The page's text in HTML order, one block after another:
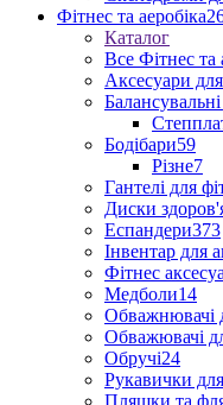
Фітнес та аеробіка
Каталог
Все Фітнес та
Аксесуари
Бодібари59
Різне7
Гантелі для
Диски
Еспандери373
Інвентар для
Фітнес
Медболи14
Обважнювачі
Обважювачі
Обручі24
Рукавички
Пляшки та